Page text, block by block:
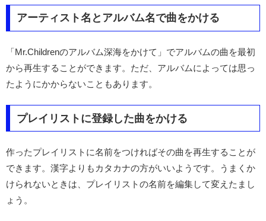
アーティスト名とアルバム名で曲をかける
「Mr.Childrenのアルバム深海をかけて」でアルバムの曲を最初
から再生することができます。ただ、アルバムによっては思っ
たようにかからないこともあります。
プレイリストに登録した曲をかける
作ったプレイリストに名前をつければその曲を再生することが
できます。漢字よりもカタカナの方がいいようです。うまくか
けられないときは、プレイリストの名前を編集して変えたまし
ょう。